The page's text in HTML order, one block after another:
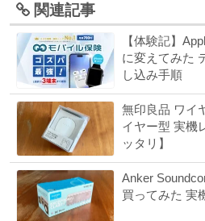
関連記事
【体験記】
に変えてみた
し込み手順
無印良品 ワイ
イヤー型 実機
ッタリ】
Anker
買ってみた 実